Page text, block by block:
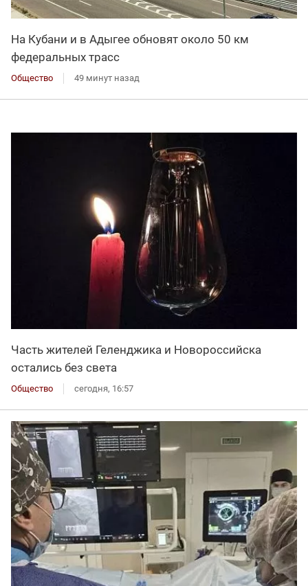
На Кубани и в Адыгее обновят около 50 км
федеральных трасс
Общество 49 минут назад
Часть жителей Геленджика и Новороссийска
остались без света
Общество сегодня, 16:57